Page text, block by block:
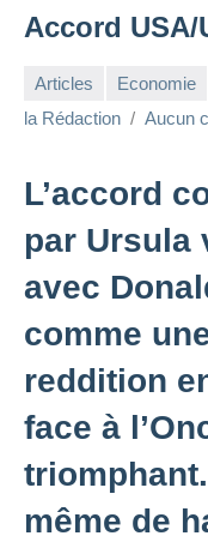
Accord USA/
Articles Economie
la Rédaction
Aucun
L’accord
par Ursula
avec
comme
reddition
face à
même de